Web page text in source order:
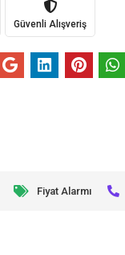
Güvenli Alışveriş
Fiyat Alarmı